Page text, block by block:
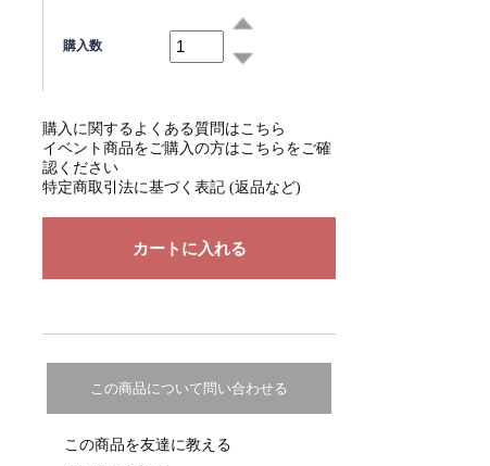
購入数
購入に関するよくある質問はこちら
イベント商品をご購入の方はこちらをご確
認ください
特定商取引法に基づく表記 (返品など)
この商品について問い合わせる
この商品を友達に教える